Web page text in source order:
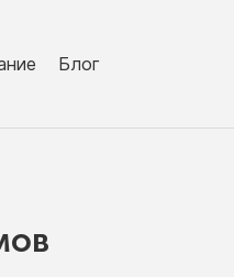
Блог